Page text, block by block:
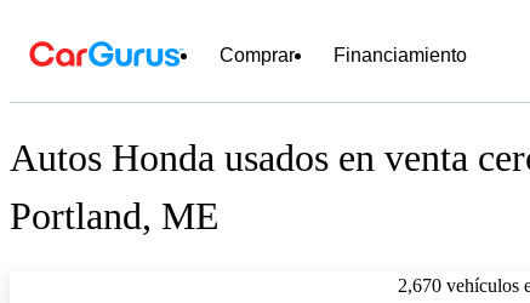
Comprar Financiamiento
Autos Honda usados en venta
Portland, ME
2,670 vehículos